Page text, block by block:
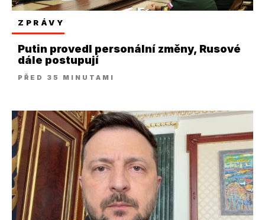
ZPRÁVY
Putin provedl personální změny, Rusové
dále postupují
PŘED 35 MINUTAMI